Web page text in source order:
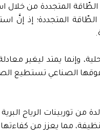
المتجددة من خلال
المتجددة؛ إذ إنَّ
وإنما يمتد ليغير
مما يعزز من